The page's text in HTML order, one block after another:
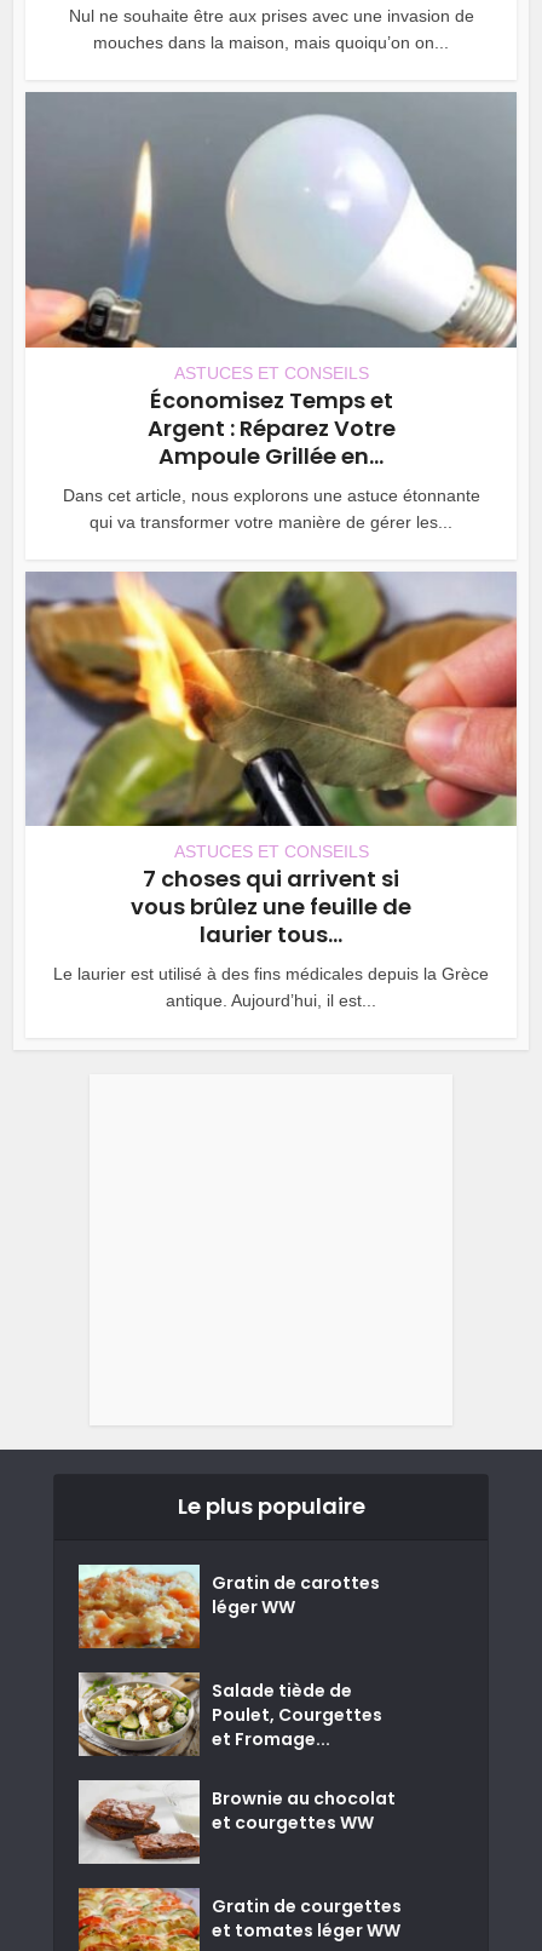
Nul ne souhaite être aux prises avec une invasion de
mouches dans la maison, mais quoiqu’on on...
ASTUCES ET CONSEILS
Économisez Temps et
Argent : Réparez Votre
Ampoule Grillée en...
Dans cet article, nous explorons une astuce étonnante
qui va transformer votre manière de gérer les...
ASTUCES ET CONSEILS
7 choses qui arrivent si
vous brûlez une feuille de
laurier tous...
Le laurier est utilisé à des fins médicales depuis la Grèce
antique. Aujourd’hui, il est...
Le plus populaire
Gratin de carottes
léger WW
Salade tiède de
Poulet, Courgettes
et Fromage...
Brownie au chocolat
et courgettes WW
Gratin de courgettes
et tomates léger WW